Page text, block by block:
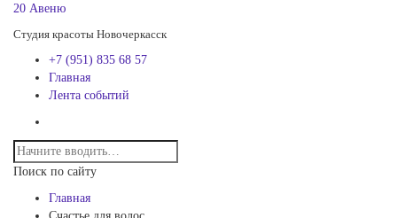
20 Авеню
Студия красоты Новочеркасск
+7 (951) 835 68 57
Главная
Лента событий
Поиск по сайту
Главная